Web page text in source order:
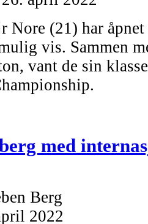
Nore (21) har
vis. Sammen
vant de sin
med
Berg
2022